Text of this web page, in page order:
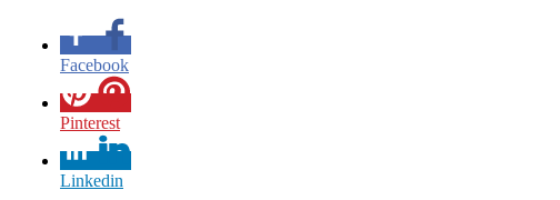
Facebook
Pinterest
Linkedin